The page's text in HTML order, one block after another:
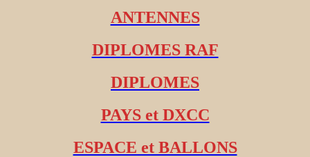
ANTENNES
DIPLOMES RAF
DIPLOMES
PAYS et DXCC
ESPACE et BALLONS